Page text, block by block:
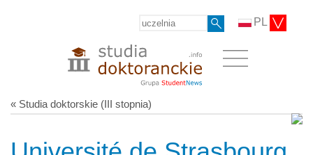
PL
« Studia doktorskie (III stopnia)